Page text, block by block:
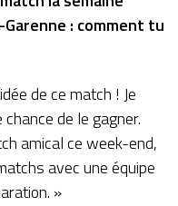
: comment tu
de ce match ! Je
de le gagner.
amical ce week-end,
avec une équipe
»